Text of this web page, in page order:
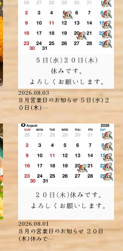
2026.08.03
８月営業日のお知らせ ５日(水)２
０日(木)…
2026.08.01
８月の営業日のお知らせ ２０日
(木)休みで…